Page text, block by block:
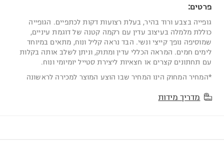
פרטים:
גופייה בצבע ורוד בהיר, בעלת רצועות דקות לכתפיים. הגופייה
כוללת מלמלה בעיצוב עדין עם רקמה קטנה של דוגמת עיניים,
שמוסיפה נופך קייצי ונשי. הבד נראה קליל ונוח, מתאים במיוחד
לימים חמים. המראה הכללי עדין ומתוק, וניתן לשלב אותה בקלות
עם תחתונים קצרים או חצאיות ליצירת סטייל יומיומי ונוח.
*המחיר המחוק הינו המחיר שבו הוצע המוצר למכירה לראשונה
מדריך מידות